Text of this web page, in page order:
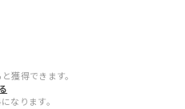
獲得できます。
なります。